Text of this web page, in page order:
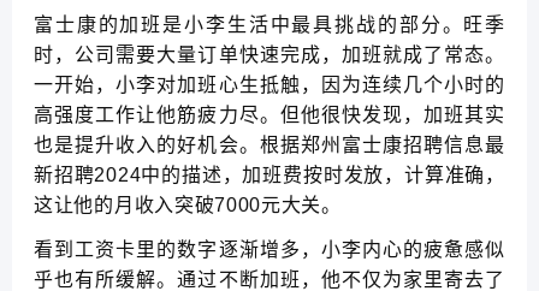
富士康的加班是小李生活中最具挑战的部分。旺季
时，公司需要大量订单快速完成，加班就成了常态。
一开始，小李对加班心生抵触，因为连续几个小时的
高强度工作让他筋疲力尽。但他很快发现，加班其实
也是提升收入的好机会。根据郑州富士康招聘信息最
新招聘2024中的描述，加班费按时发放，计算准确，
这让他的月收入突破7000元大关。
看到工资卡里的数字逐渐增多，小李内心的疲惫感似
乎也有所缓解。通过不断加班，他不仅为家里寄去了